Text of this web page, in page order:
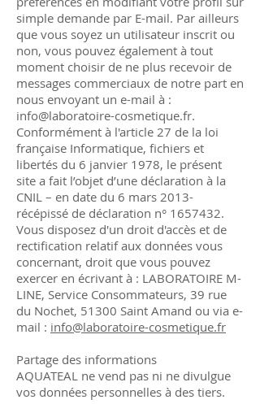
simple demande par E-mail. Par ailleurs
que vous soyez un utilisateur inscrit ou
non, vous pouvez également à tout
moment choisir de ne plus recevoir de
messages commerciaux de notre part en
nous envoyant un e-mail à :
info@laboratoire-cosmetique.fr.
Conformément à l'article 27 de la loi
française Informatique, fichiers et
libertés du 6 janvier 1978, le présent
site a fait l’objet d’une déclaration à la
CNIL – en date du 6 mars 2013-
récépissé de déclaration n° 1657432.
Vous disposez d'un droit d'accès et de
rectification relatif aux données vous
concernant, droit que vous pouvez
exercer en écrivant à : LABORATOIRE M-
LINE, Service Consommateurs, 39 rue
du Nochet, 51300 Saint Amand ou via e-
mail : info@laboratoire-cosmetique.fr
Partage des informations
AQUATEAL ne vend pas ni ne divulgue
vos données personnelles à des tiers.